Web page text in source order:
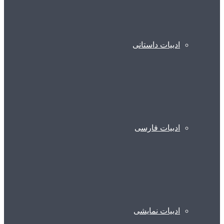
ادبیات داستانی
ادبیات فارسی
ادبیات نمایشی